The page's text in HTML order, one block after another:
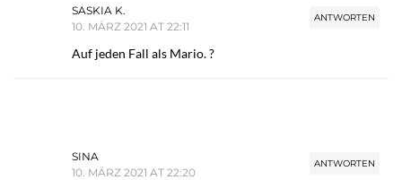
ANTWORTEN
SASKIA K.
10. MÄRZ 2021 AT 22:11
Auf jeden Fall als Mario. ?
ANTWORTEN
SINA
10. MÄRZ 2021 AT 22:20